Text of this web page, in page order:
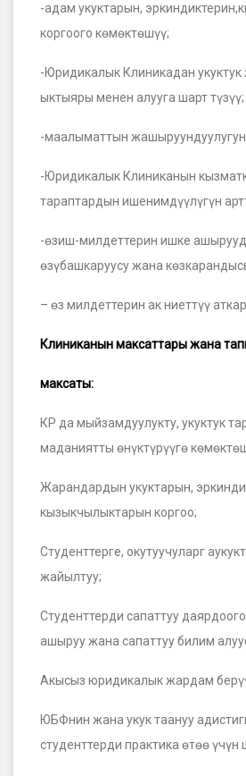
-адам укуктарын,
коргоого көмөктөшүү;
-Юридикалык Клиникадан
ыктыяры менен алууга шарт түзүү;
-маалыматтын жашыруундуулугун
-Юридикалык Клиниканын
тараптардын ишенимдүүлүгүн
-өзиш-милдеттерин ишке
өзүбашкаруусу жана
– өз милдеттерин ак ниеттүү
Клиниканын максаттары жана
максаты:
КР да мыйзамдуулукту, укуктук
маданиятты өнүктүрүүгө
Жарандардын укуктарын,
кызыкчылыктарын коргоо;
Студенттерге, окутуучуларг
жайылтуу;
Студенттерди сапаттуу
ашыруу жана сапаттуу билим
Акысыз юридикалык жардам
ЮБФнин жана укук таануу
студенттерди практика өтөө үчүн